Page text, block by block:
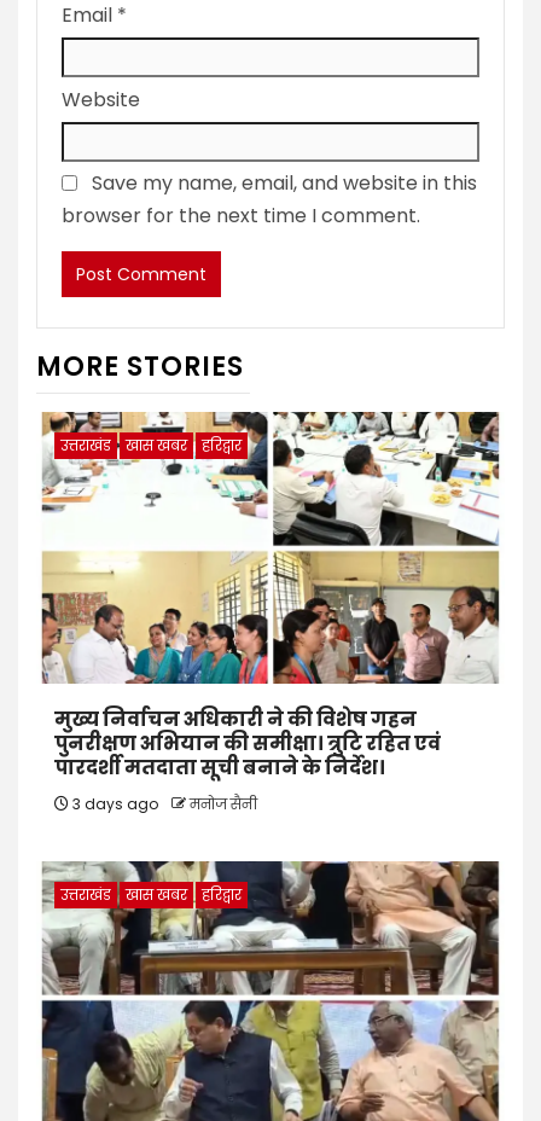
Email *
Website
Save my name, email, and website in this
browser for the next time I comment.
MORE STORIES
उत्तराखंड खास खबर हरिद्वार
मुख्य निर्वाचन अधिकारी ने की विशेष गहन
पुनरीक्षण अभियान की समीक्षा। त्रुटि रहित एवं
पारदर्शी मतदाता सूची बनाने के निर्देश।
3 days ago मनोज सैनी
उत्तराखंड खास खबर हरिद्वार